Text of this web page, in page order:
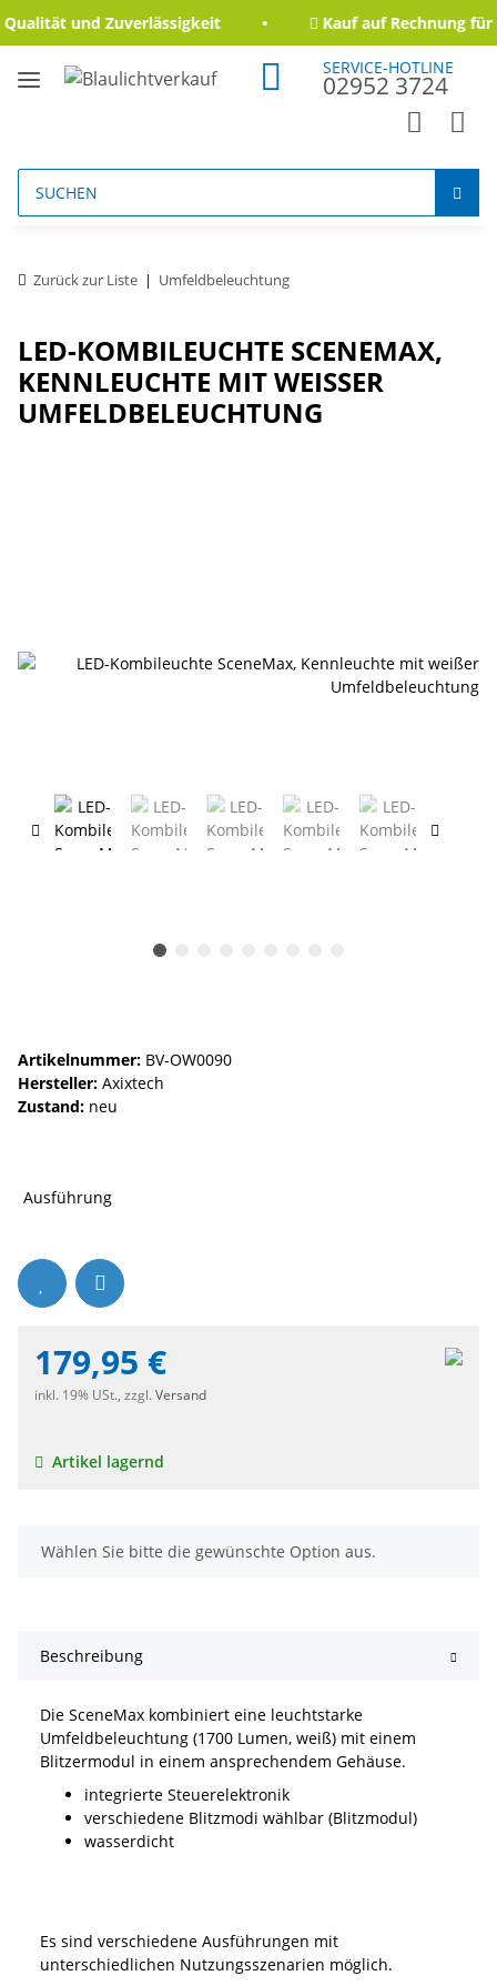
und Zuverlässigkeit Kauf auf Rechnung für
SERVICE-HOTLINE
02952 3724
Zurück zur Liste Umfeldbeleuchtung
LED-KOMBILEUCHTE SCENEMAX,
KENNLEUCHTE MIT WEISSER U
MFELDBELEUCHTUNG
Artikelnummer: BV-OW0090
Hersteller: Axixtech
Zustand: neu
Ausführung
179,95 €
inkl. 19% USt., zzgl. Versand
Artikel lagernd
x
Wählen Sie bitte die gewünschte Option aus.
Beschreibung
Die SceneMax kombiniert eine leuchtstarke
Umfeldbeleuchtung (1700 Lumen, weiß) mit einem
Blitzermodul in einem ansprechendem Gehäuse.
integrierte Steuerelektronik
verschiedene Blitzmodi wählbar (Blitzmodul)
wasserdicht
Es sind verschiedene Ausführungen mit
unterschiedlichen Nutzungsszenarien möglich.